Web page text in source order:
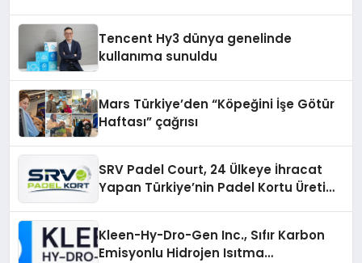
Tencent Hy3 dünya genelinde
kullanıma sunuldu
Mars Türkiye’den “Köpeğini İşe Götür
Haftası” çağrısı
SRV Padel Court, 24 Ülkeye İhracat
Yapan Türkiye’nin Padel Kortu Üretim
Kleen-Hy-Dro-Gen Inc., Sıfır Karbon
Emisyonlu Hidrojen Isıtma